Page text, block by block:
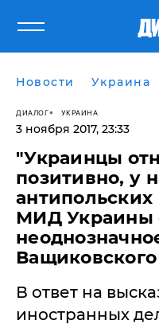
Новости Украина
ДИАЛОГ УКРАИНА
3 ноября 2017, 23:33
"Украинцы
позитивно, у
МИД Украины
Ващиковского
В ответ на
иностранных